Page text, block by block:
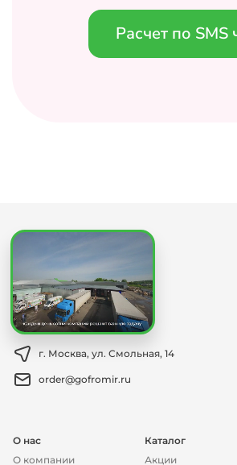
Расчет по SMS
Мы на связи:
+7 (495) 150-12-66
Заказать обратный звонок
г. Москва, ул. Смольная, 14
order@gofromir.ru
О нас
О компании
Каталог
Акции